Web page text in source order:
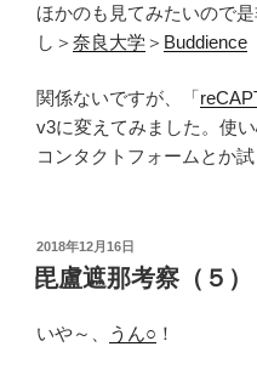
ほかのも見てみたいので
し＞ 奈良大学＞ Buddience
関係ないですが、「
v3に変えてみました。使
コンタクトフォームとか
投
稿
日:
2018年12月16日
毘盧遮那考察（５）
いや～、 うん○ ！